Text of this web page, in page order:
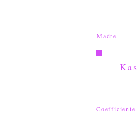
Madre
Coefficiente